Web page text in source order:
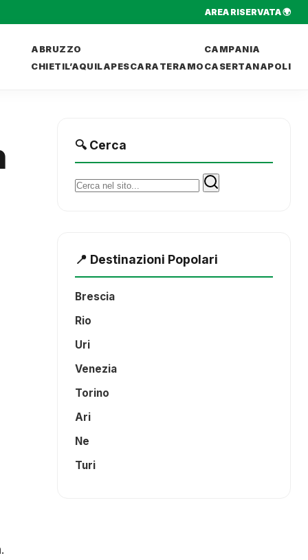
AREA RISERVATA 🌍
ABRUZZO
CHIETIL’AQUILAPESCARA TERAMO
CAMPANIA
CASERTANAPOLI
🔍 Cerca
Cerca:
📍 Destinazioni Popolari
Brescia
Rio
Uri
Venezia
Torino
Ari
Ne
Turi